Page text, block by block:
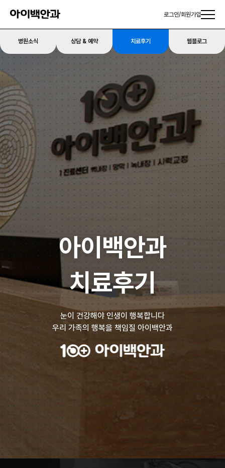
로그인/회원가입
아이백안과
치료후기
눈이 건강해야 인생이 행복합니다
우리 가족의 행복을 책임질 아이백안과
병원소식 상담 & 예약 치료후기 웹블로그